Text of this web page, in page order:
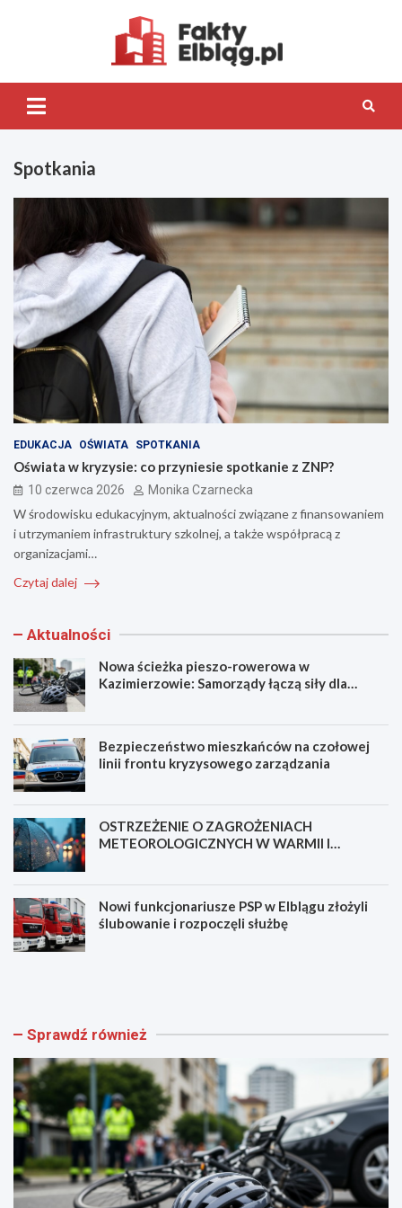
Spotkania
EDUKACJA OŚWIATA SPOTKANIA
Oświata w kryzysie: co przyniesie spotkanie z ZNP?
10 czerwca 2026 Monika Czarnecka
W środowisku edukacyjnym, aktualności związane z finansowaniem
i utrzymaniem infrastruktury szkolnej, a także współpracą z
organizacjami…
Czytaj dalej
Aktualności
Nowa ścieżka pieszo-rowerowa w
Kazimierzowie: Samorządy łączą siły dla
Bezpieczeństwo mieszkańców na czołowej
linii frontu kryzysowego zarządzania
OSTRZEŻENIE O ZAGROŻENIACH
METEOROLOGICZNYCH W WARMII I
Nowi funkcjonariusze PSP w Elblągu złożyli
ślubowanie i rozpoczęli służbę
N
c
e
ż
k
a
p
e
s
B
e
z
e
ń
s
t
o
m
Sprawdź również